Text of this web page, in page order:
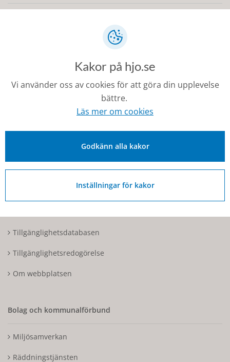
kommunen@hjo.se
Besöks- och postadress: Torggatan 2, 544 30 Hjo
Organisationsnummer: 212000-1728
Om Hjo och webbplatsen
Tillgänglighetsdatabasen
Tillgänglighetsredogörelse
Om webbplatsen
Bolag och kommunalförbund
Miljösamverkan
Räddningstjänsten
Kakor på hjo.se
Vi använder oss av cookies för att göra din upplevelse
bättre.
Läs mer om cookies
Godkänn alla kakor
Inställningar för kakor